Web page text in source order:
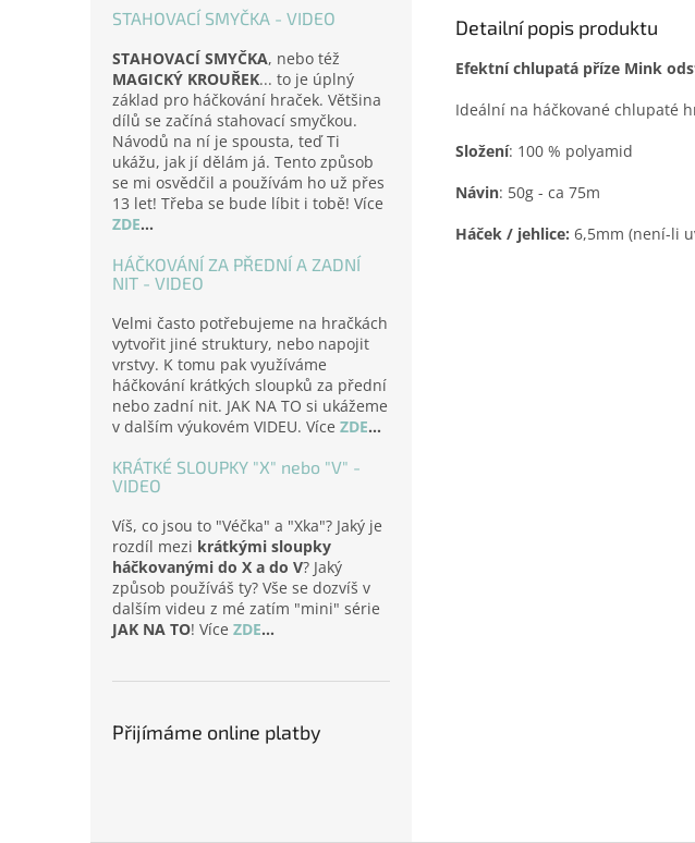
STAHOVACÍ SMYČKA - VIDEO
STAHOVACÍ SMYČKA, nebo též
MAGICKÝ KROUŘEK... to je úplný
základ pro háčkování hraček. Většina
dílů se začíná stahovací smyčkou.
Návodů na ní je spousta, teď Ti
ukážu, jak jí dělám já. Tento způsob
se mi osvědčil a používám ho už přes
13 let! Třeba se bude líbit i tobě! Více
ZDE...
HÁČKOVÁNÍ ZA PŘEDNÍ A ZADNÍ
NIT - VIDEO
Velmi často potřebujeme na hračkách
vytvořit jiné struktury, nebo napojit
vrstvy. K tomu pak využíváme
háčkování krátkých sloupků za přední
nebo zadní nit. JAK NA TO si ukážeme
v dalším výukovém VIDEU. Více ZDE...
KRÁTKÉ SLOUPKY "X" nebo "V" -
VIDEO
Víš, co jsou to "Véčka" a "Xka"? Jaký je
rozdíl mezi krátkými sloupky
háčkovanými do X a do V? Jaký
způsob používáš ty? Vše se dozvíš v
dalším videu z mé zatím "mini" série
JAK NA TO! Více ZDE...
Přijímáme online platby
Detailní popis produktu
Efektní chlupatá příze Mink
Ideální na háčkované chlupaté
Složení: 100 % polyamid
Návin: 50g - ca 75m
Háček / jehlice: 6,5mm (není-li